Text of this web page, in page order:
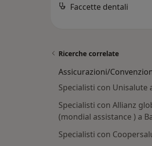
Faccette dentali
Ricerche correlate
Assicurazioni/
Specialisti con Unisalute
Specialisti con Allianz
(mondial assistance ) a
Specialisti con